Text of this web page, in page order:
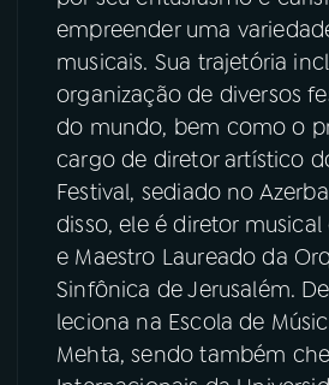
empreender uma
musicais. Sua trajetória
organização de diversos
do mundo, bem como o
cargo de diretor artístico
Festival, sediado no
disso, ele é diretor musical
e Maestro Laureado da
Sinfônica de Jerusalém.
leciona na Escola de
Mehta, sendo também